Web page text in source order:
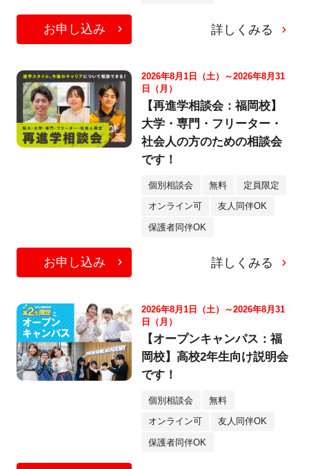
お申し込み 詳しくみる
2026年8月1日（土）～2026年8月31
日（月）
【再進学相談会：福岡校】
大学・専門・フリーター・
社会人の方のための相談会
です！
個別相談会 無料 定員限定
オンライン可 友人同伴OK
保護者同伴OK
お申し込み 詳しくみる
2026年8月1日（土）～2026年8月31
日（月）
【オープンキャンパス：福
岡校】高校2年生向け説明会
です！
個別相談会 無料
オンライン可 友人同伴OK
保護者同伴OK